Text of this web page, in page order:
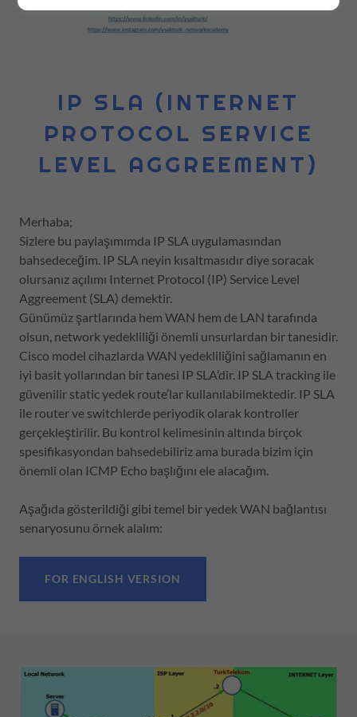
IP SLA (INTERNET
PROTOCOL SERVICE
LEVEL AGGREEMENT)
Merhaba;
Sizlere bu paylaşımımda IP SLA uygulamasından
bahsedeceğim. IP SLA neyin kısaltmasıdır diye soracak
olursanız açılımı Internet Protocol (IP) Service Level
Aggreement (SLA) demektir.
Günümüz şartlarında hem WAN hem de LAN tarafında
olsun, network yedekliliği önemli unsurlardan bir tanesidir.
Cisco model cihazlarda WAN yedekliliğini sağlamanın en
iyi basit yollarından bir tanesi IP SLA’dir. IP SLA tracking ile
güvenilir static yedek route’lar kullanılabilmektedir. IP SLA
ile router ve switchlerde periyodik olarak kontroller
gerçekleştirilir. Bu kontrol kelimesinin altında birçok
spesifikasyondan bahsedebiliriz ama burada bizim için
önemli olan ICMP Echo başlığını ele alacağım.
Aşağıda gösterildiği gibi temel bir yedek WAN bağlantısı
senaryosunu örnek alalım:
FOR ENGLISH VERSION